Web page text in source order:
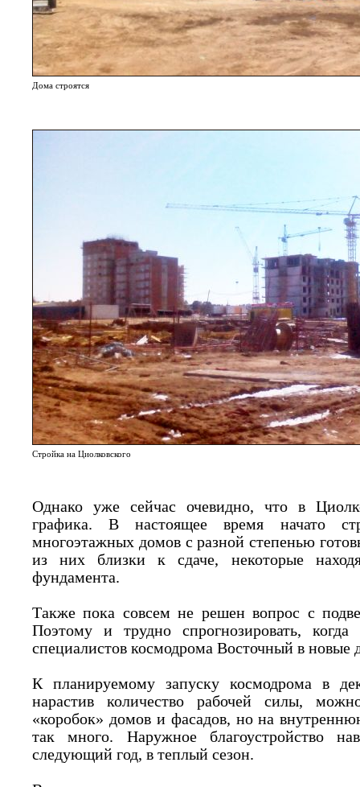
Дома строятся
Стройка на Циолковского
Однако уже сейчас очевидно, что в
графика. В настоящее время начато
многоэтажных домов с разной степенью
из них близки к сдаче, некоторые
фундамента.
Также пока совсем не решен вопрос с
Поэтому и трудно спрогнозировать, когда
специалистов космодрома Восточный в новые
К планируемому запуску космодрома в
нарастив количество рабочей силы,
«коробок» домов и фасадов, но на
так много. Наружное благоустройство
следующий год, в теплый сезон.